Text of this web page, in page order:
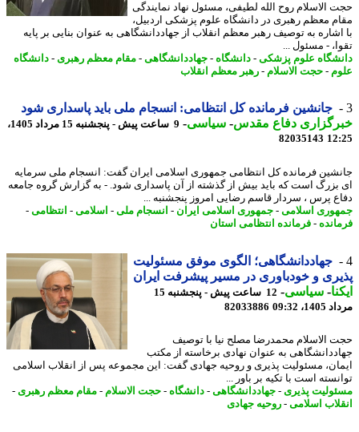
الاسلام روح الله لطیفی، مسئول نهاد نمایندگی
معظم رهبری در دانشگاه علوم پزشکی اردبیل،
به توصیف رهبر معظم انقلاب از جهاددانشگاهی به عنوان بنایی بر پایه
- مسئول ...
علوم پزشکی-دانشگاه-جهاددانشگاهی-مقام معظم رهبری- دانشگاه
-حجت الاسلام-رهبر معظم انقلاب
جانشین فرمانده کل انتظامی: انسجام ملی باید پاسداری شود
دفاع مقدس-سیاسی-
9 ساعت پیش - پنجشنبه 15 مرداد 1405،
82035143
فرمانده کل انتظامی جمهوری اسلامی ایران گفت: انسجام ملی سرمایه
است که باید بیش از گذشته از آن پاسداری شود. - به گزارش گروه جامعه
پرس ، سردار قاسم رضایی امروز پنجشنبه ...
اسلامی-جمهوری اسلامی ایران - انسجام ملی -اسلامی-انتظامی-
-فرمانده انتظامی استان
جهاددانشگاهی؛ الگوی موفق مسئولیت
و خودباوری در مسیر پیشرفت ایران
-سیاسی-
12 ساعت پیش - پنجشنبه 15
09:32
82033886
الاسلام محمدرضا مصلح نیا با توصیف
به عنوان نهادی برخاسته از مکتب
مسئولیت پذیری و روحیه جهادی گفت: این مجموعه پس از انقلاب اسلامی
است با تکیه بر باور ...
پذیری- جهاددانشگاهی-دانشگاه-حجت الاسلام-مقام معظم رهبری-
اسلامی-روحیه جهادی